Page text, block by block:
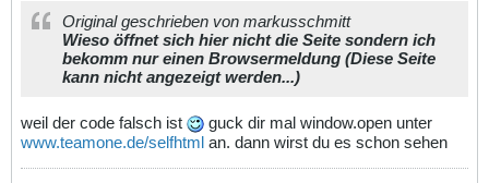
Original geschrieben von markusschmitt
Wieso öffnet sich hier nicht die Seite sondern ich
bekomm nur einen Browsermeldung (Diese Seite
kann nicht angezeigt werden...)
weil der code falsch ist
guck dir mal window.open unter
www.teamone.de/selfhtml an. dann wirst du es schon sehen